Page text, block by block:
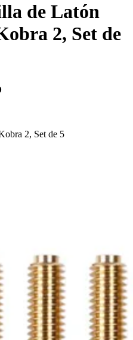
de Latón
2, Set de
2, Set de 5